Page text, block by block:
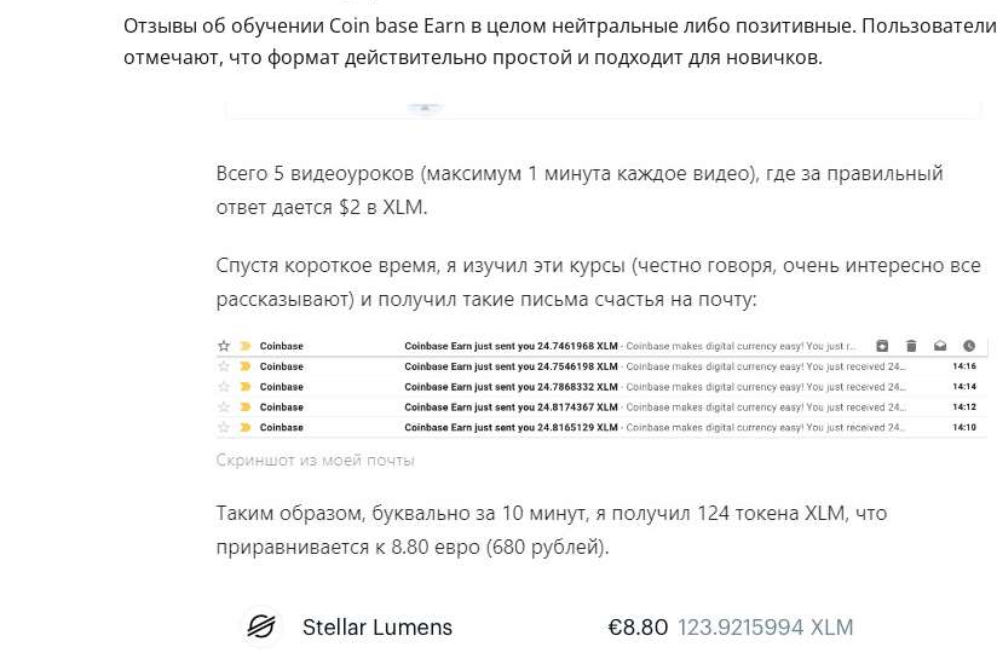
Отзывы об обучении Coin base Earn в целом нейтральные либо позитивные. Пользователи
отмечают, что формат действительно простой и подходит для новичков.